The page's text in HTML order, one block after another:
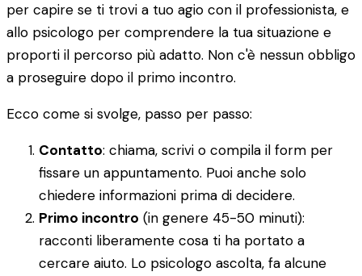
per capire se ti trovi a tuo agio con il professionista, e
allo psicologo per comprendere la tua situazione e
proporti il percorso più adatto. Non c'è nessun obbligo
a proseguire dopo il primo incontro.
Ecco come si svolge, passo per passo:
Contatto: chiama, scrivi o compila il form per
fissare un appuntamento. Puoi anche solo
chiedere informazioni prima di decidere.
Primo incontro (in genere 45-50 minuti):
racconti liberamente cosa ti ha portato a
cercare aiuto. Lo psicologo ascolta, fa alcune